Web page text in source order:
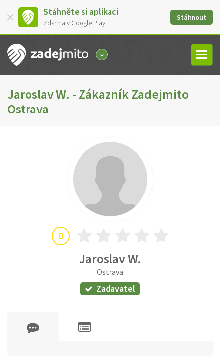
Stáhněte si aplikaci
Zdarma v Google Play
Stáhnout
Jaroslav W. - Zákazník Zadejmito
Ostrava
0
Jaroslav W.
Ostrava
Zadavatel